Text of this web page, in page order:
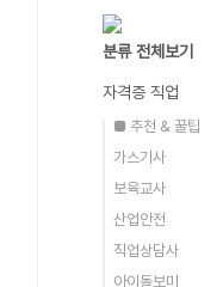
분류 전체보기
자격증 직업
■ 추천 & 꿀팁
가스기사
보육교사
산업안전
직업상담사
아이돌보미